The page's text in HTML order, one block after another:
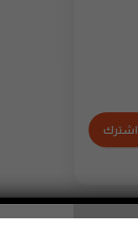
اشترك